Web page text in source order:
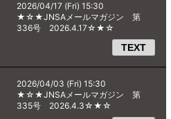
2026/04/17 (Fri) 15:30
★☆★JNSAメールマガジン 第
336号 2026.4.17☆★☆
TEXT
2026/04/03 (Fri) 15:30
★☆★JNSAメールマガジン 第
335号 2026.4.3☆★☆